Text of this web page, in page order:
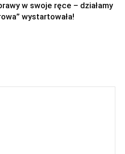
w swoje ręce – działamy
wystartowała!